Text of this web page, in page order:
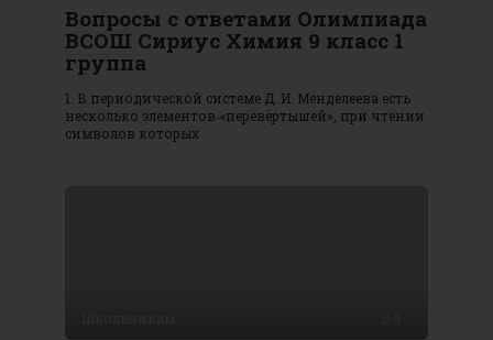
Вопросы с ответами Олимпиада
ВСОШ Сириус Химия 9 класс 1
группа
1. В периодической системе Д. И. Менделеева есть
несколько элементов‑«перевёртышей», при чтении
символов которых